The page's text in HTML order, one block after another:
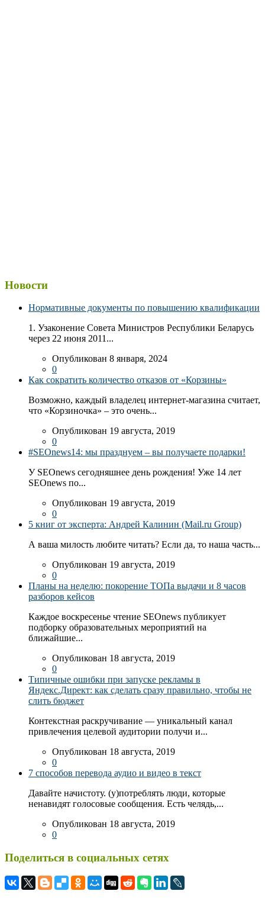
Новости
Нормативные документы по повышению квалификации
1. Узаконение Совета Министров Республики Беларусь
через 22 июня 2011...
Опубликован 8 января, 2024
0
Как сократить количество отказов от «Корзины»
Возможно, каждый владелец интернет-магазина считает,
что «Корзиночка» – это очень...
Опубликован 19 августа, 2019
0
#SEOnews14: мы празднуем – вы получаете подарки!
У SEOnews сегодняшнее день рождения! Уже 14 лет
SEOnews по...
Опубликован 19 августа, 2019
0
5 книг от эксперта: Андрей Калинин (Mail.ru Group)
А ваша милость любите читать? Если да, то наша часть...
Опубликован 19 августа, 2019
0
Планы на неделю: покорение ТОПа выдачи и 8 часов
разборов кейсов
Каждое воскресенье чтение SEOnews публикует
подборку образовательных мероприятий на
ближайшие...
Опубликован 18 августа, 2019
0
Типичные ошибки при запуске рекламы в
Яндекс.Директ: как сделать сразу правильно, чтобы не
слить бюджет
Контекстная раскручивание — уникальный канал
привлечения целевой аудитории получи и...
Опубликован 18 августа, 2019
0
7 способов перевода аудио и видео в текст
Давайте начистоту. (у)потреблять люди, которые
ненавидят голосовые сообщения. Есть челядь,...
Опубликован 18 августа, 2019
0
Поделиться в социальных сетях